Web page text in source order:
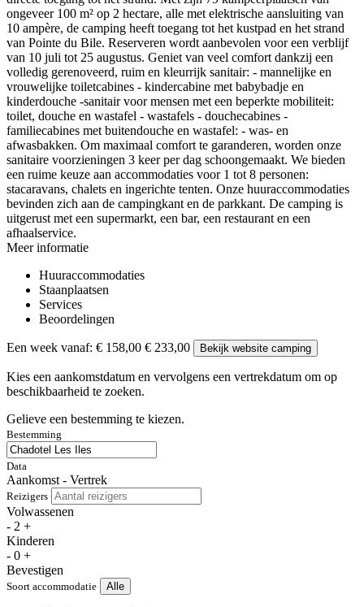
ongeveer 100 m² op 2 hectare, alle met elektrische aansluiting van
10 ampère, de camping heeft toegang tot het kustpad en het strand
van Pointe du Bile. Reserveren wordt aanbevolen voor een verblijf
van 10 juli tot 25 augustus. Geniet van veel comfort dankzij een
volledig gerenoveerd, ruim en kleurrijk sanitair: - mannelijke en
vrouwelijke toiletcabines - kindercabine met babybadje en
kinderdouche -sanitair voor mensen met een beperkte mobiliteit:
toilet, douche en wastafel - wastafels - douchecabines -
familiecabines met buitendouche en wastafel: - was- en
afwasbakken. Om maximaal comfort te garanderen, worden onze
sanitaire voorzieningen 3 keer per dag schoongemaakt. We bieden
een ruime keuze aan accommodaties voor 1 tot 8 personen:
stacaravans, chalets en ingerichte tenten. Onze huuraccommodaties
bevinden zich aan de campingkant en de parkkant. De camping is
uitgerust met een supermarkt, een bar, een restaurant en een
afhaalservice.
Meer informatie
Huuraccommodaties
Staanplaatsen
Services
Beoordelingen
Een week vanaf: € 158,00 € 233,00 Bekijk website camping
Kies een aankomstdatum en vervolgens een vertrekdatum om op
beschikbaarheid te zoeken.
Gelieve een bestemming te kiezen.
Bestemming
Data
Aankomst - Vertrek
Reizigers
Volwassenen
- 2 +
Kinderen
- 0 +
Bevestigen
Soort accommodatie Alle